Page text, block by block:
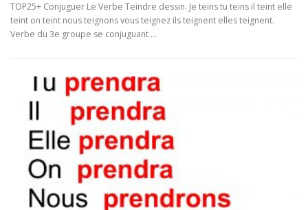
TOP25+ Conjuguer Le Verbe Teindre dessin. Je teins tu teins il teint elle
teint on teint nous teignons vous teignez ils teignent elles teignent.
Verbe du 3e groupe se conjuguant …